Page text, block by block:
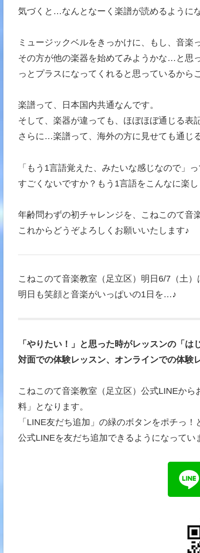
気づくと…なんとなーく楽譜が読めるように
ミュージックベルをきっかけに、もし、音楽
その方が他の楽器を始めてみようかな…と思
っとプラスになってくれると思っているから
楽譜って、日本国内共通なんです。
そして、楽器が違っても、ほぼほぼ通じる表
さらに…楽譜って、海外の方に見せても通じ
「もう1言語覚えた、みたいな感じなので」
すごくないですか？もう1言語をこんなに楽し
年齢問わずの初チャレンジを、こねこのて音
これからどうぞよろしくお願いいたします♪
こねこのて音楽教室（足立区）明日6/7（土）
明日も笑顔と音楽がいっぱいの1日を…♪
「やりたい！」と思った時がレッスンの「は
対面での体験レッスン、オンラインでの体験
こねこのて音楽教室（足立区）公式LINEか
料」となります。
「LINE友だち追加」の緑のボタンをポチっ
公式LINEを友だち追加できるようになってい